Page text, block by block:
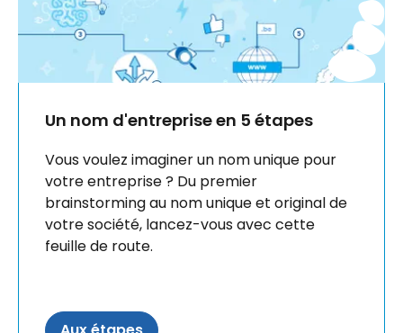
Un nom d'entreprise en 5 étapes
Vous voulez imaginer un nom unique pour
votre entreprise ? Du premier
brainstorming au nom unique et original de
votre société, lancez-vous avec cette
feuille de route.